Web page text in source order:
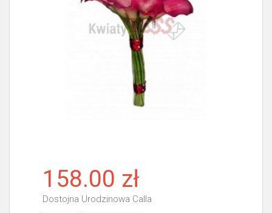
158.00 zł
Dostojna Urodzinowa Calla